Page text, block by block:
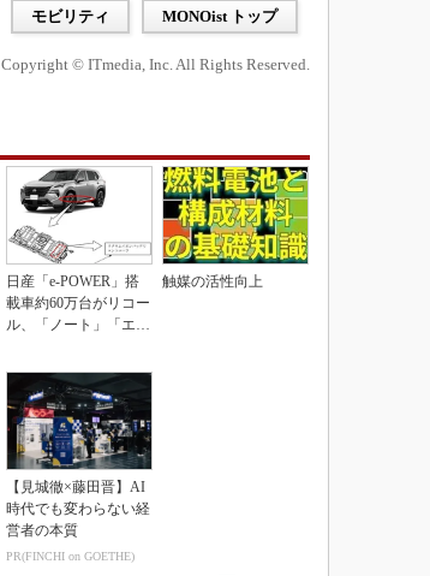
モビリティ MONOist トップ
Copyright © ITmedia, Inc. All Rights Reserved.
日産「e-POWER」搭
載車約60万台がリコー
ル、「ノート」「エク
触媒の活性向上
【見城徹×藤田晋】AI
時代でも変わらない経
営者の本質
PR(FINCHI on GOETHE)